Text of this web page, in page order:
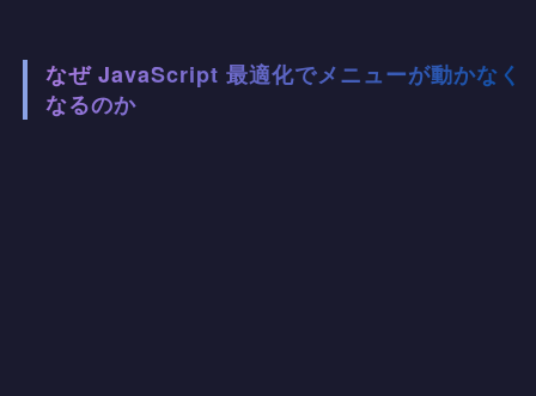
なぜ JavaScript 最適化でメニューが動かなく
なるのか